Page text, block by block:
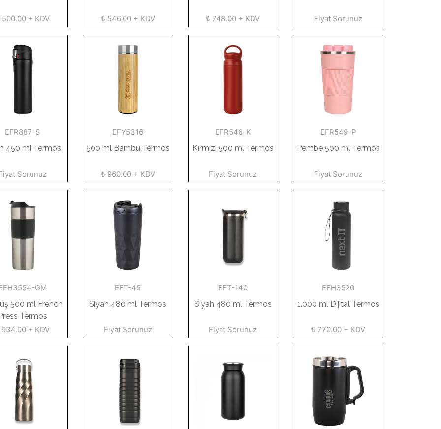
500.00 + KDV ₺ 546.00 + KDV ₺ 748.00 + KDV Fiyat Sorunuz
EFR887-S
450 ml Termos
Sorunuz
EFY5316
500 ml Bambu Termos
₺ 960.00 + KDV
EFR546-K
Kırmızı 500 ml Termos
Fiyat Sorunuz
EFR549-P
Pembe 500 ml Termos
Fiyat Sorunuz
GM
500 ml French
Termos
934.00 + KDV
EFT-45
Siyah 480 ml Termos
Fiyat Sorunuz
EFT-140
Siyah 480 ml Termos
Fiyat Sorunuz
EFH3520
1.000 ml Dijital Termos
₺ 770.00 + KDV